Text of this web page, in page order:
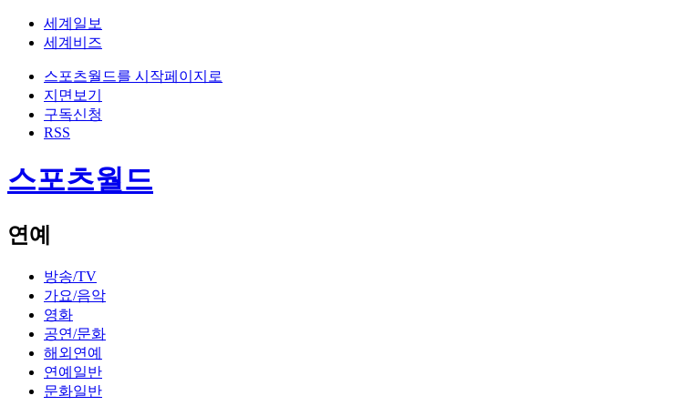
세계일보
세계비즈
스포츠월드를 시작페이지로
지면보기
구독신청
RSS
스포츠월드
연예
방송/TV
가요/음악
영화
공연/문화
해외연예
연예일반
문화일반